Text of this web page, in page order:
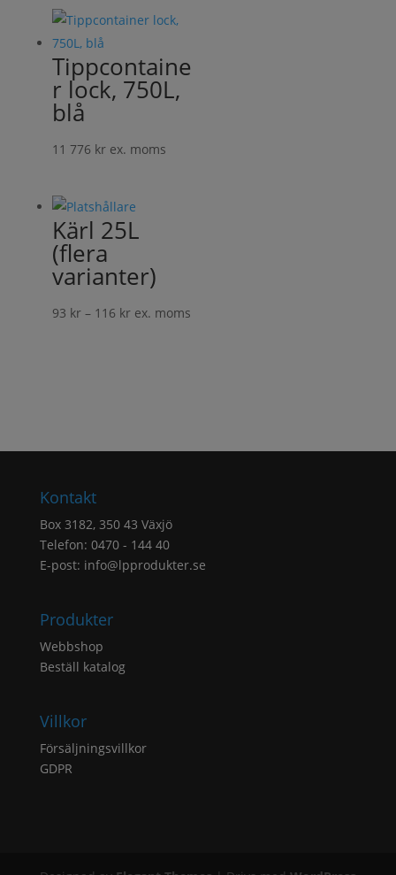
8
Tippcontaine
r lock, 750L,
blå
11 776 kr ex. moms
Kärl 25L
(flera
varianter)
93 kr – 116 krPrisintervall:
ex. moms
Kontakt
Box 3182, 350 43 Växjö
Telefon: 0470 - 144 40
E-post: info@lpprodukter.se
Produkter
Webbshop
Beställ katalog
Villkor
Försäljningsvillkor
GDPR